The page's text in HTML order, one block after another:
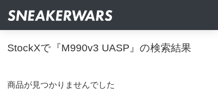
StockXで『M990v3 UASP』の検索結果
商品が見つかりませんでした